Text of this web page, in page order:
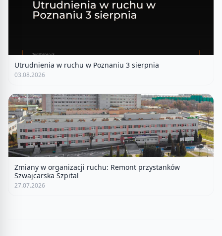
Utrudnienia w ruchu w Poznaniu 3 sierpnia
03.08.2026
Zmiany w organizacji ruchu: Remont przystanków
Szwajcarska Szpital
27.07.2026